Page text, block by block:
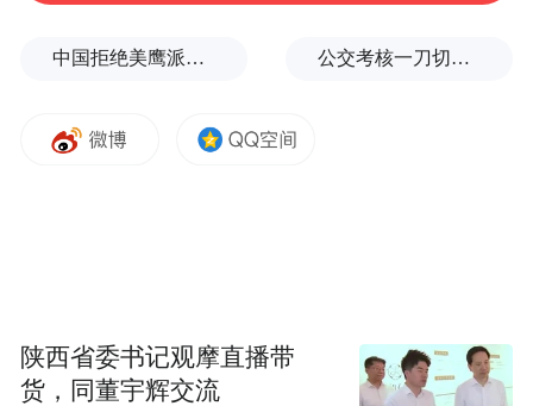
中国拒绝美鹰派副防长访华？弦外之音被热议 公交考核一刀切司机不敢开空调：别把压力转嫁一线员工
陕西省委书记观摩直播带
货，同董宇辉交流